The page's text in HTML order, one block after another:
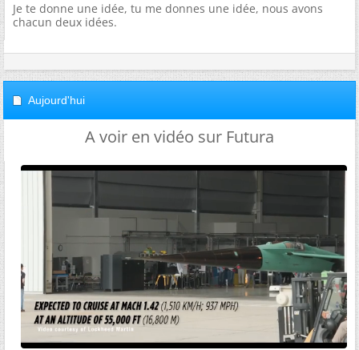
Je te donne une idée, tu me donnes une idée, nous avons
chacun deux idées.
Aujourd'hui
A voir en vidéo sur Futura